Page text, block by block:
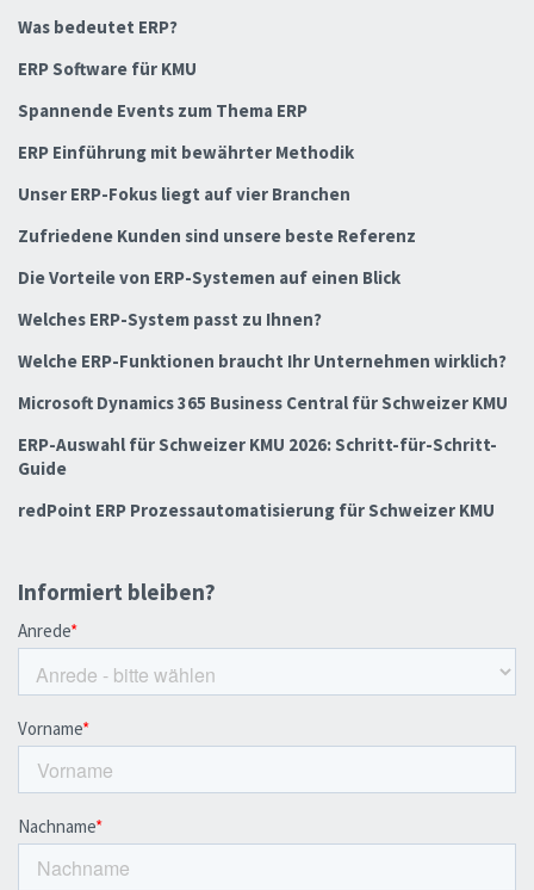
Was bedeutet ERP?
ERP Software für KMU
Spannende Events zum Thema ERP
ERP Einführung mit bewährter Methodik
Unser ERP-Fokus liegt auf vier Branchen
Zufriedene Kunden sind unsere beste Referenz
Die Vorteile von ERP-Systemen auf einen Blick
Welches ERP-System passt zu Ihnen?
Welche ERP-Funktionen braucht Ihr Unternehmen wirklich?
Microsoft Dynamics 365 Business Central für Schweizer KMU
ERP-Auswahl für Schweizer KMU 2026: Schritt-für-Schritt-
Guide
redPoint ERP Prozessautomatisierung für Schweizer KMU
Informiert bleiben?